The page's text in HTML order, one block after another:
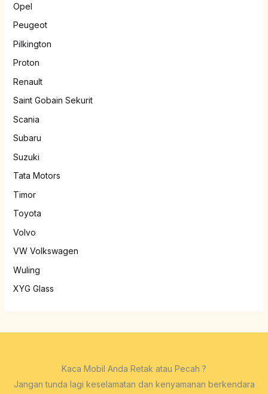
Opel
Peugeot
Pilkington
Proton
Renault
Saint Gobain Sekurit
Scania
Subaru
Suzuki
Tata Motors
Timor
Toyota
Volvo
VW Volkswagen
Wuling
XYG Glass
Kaca Mobil Anda Retak atau Pecah ?
Jangan tunda lagi keselamatan dan kenyamanan berkendara